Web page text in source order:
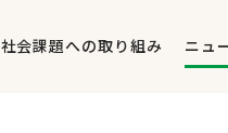
社会課題への取り組み ニュ